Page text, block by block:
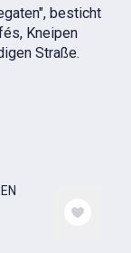
besticht
Kneipen
Straße.